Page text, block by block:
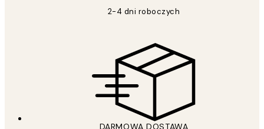
2-4 dni roboczych